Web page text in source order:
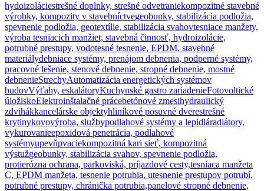
hydoizoláciestrešné doplnky, strešné odvetraniekompozitné stavebné
výrobky, kompozity v stavebníctvegeobunky, stabilizácia podložia,
spevnenie podložia, geotextílie, stabilizácia svahovtesniace manžety,
výroba tesniacich manžiet, stavebná činnosť, hydroizolácie,
potrubné prestupy, vodotesné tesnenie, EPDM, stavebné
materiálydebniace systémy, prenájom debnenia, podperné systémy,
pracovné lešenie, stenové debnenie, stropné debnenie, mostné
debnenieStrechyAutomatizácia energetických systémov
budovVýťahy, eskalátoryKuchynské gastro zariadenieFotovoltické
úložiskoElektroinštalačné prácebetónové zmesihydraulický
zdvihákkancelárske objektyhliníkové posuvné dverestrešné
krytinykovovýroba, službypodlahové systémy a lepidláradiátory,
vykurovanieepoxidová penetrácia, podlahové
systémyupevňpvaciekompozitná kari sieť, kompozitná
výstužgeobunky, stabilizácia svahov, spevnenie podložia,
protierózna ochrana, parkoviská, príjazdové cesty,tesniaca manžeta
C, EPDM manžeta, tesnenie potrubia, utesnenie prestupov potrubí,
potrubné prestupy, chránička potrubia,panelové stropné debnenie,